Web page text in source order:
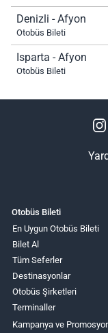
Denizli - Afyon
Otobüs Bileti
Isparta - Afyon
Otobüs Bileti
Otobüs Bileti
En Uygun Otobüs Bileti
Bilet Al
Tüm Seferler
Destinasyonlar
Otobüs Şirketleri
Terminaller
Kampanya ve